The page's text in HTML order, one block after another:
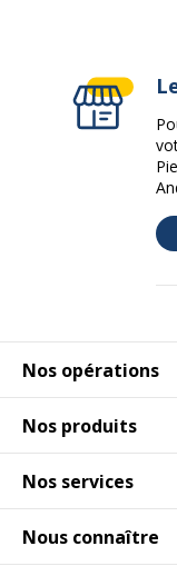
Nos opérations
Nos produits
Nos services
Nous connaître